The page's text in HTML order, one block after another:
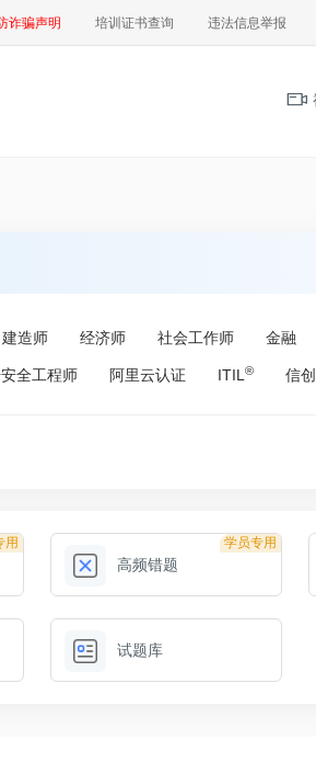
诈骗声明 培训证书查询 违法信息举报
建造师 经济师 社会工作师 金融
全工程师 阿里云认证 ITIL ® 信创
用 学员专用
高频错题
试题库